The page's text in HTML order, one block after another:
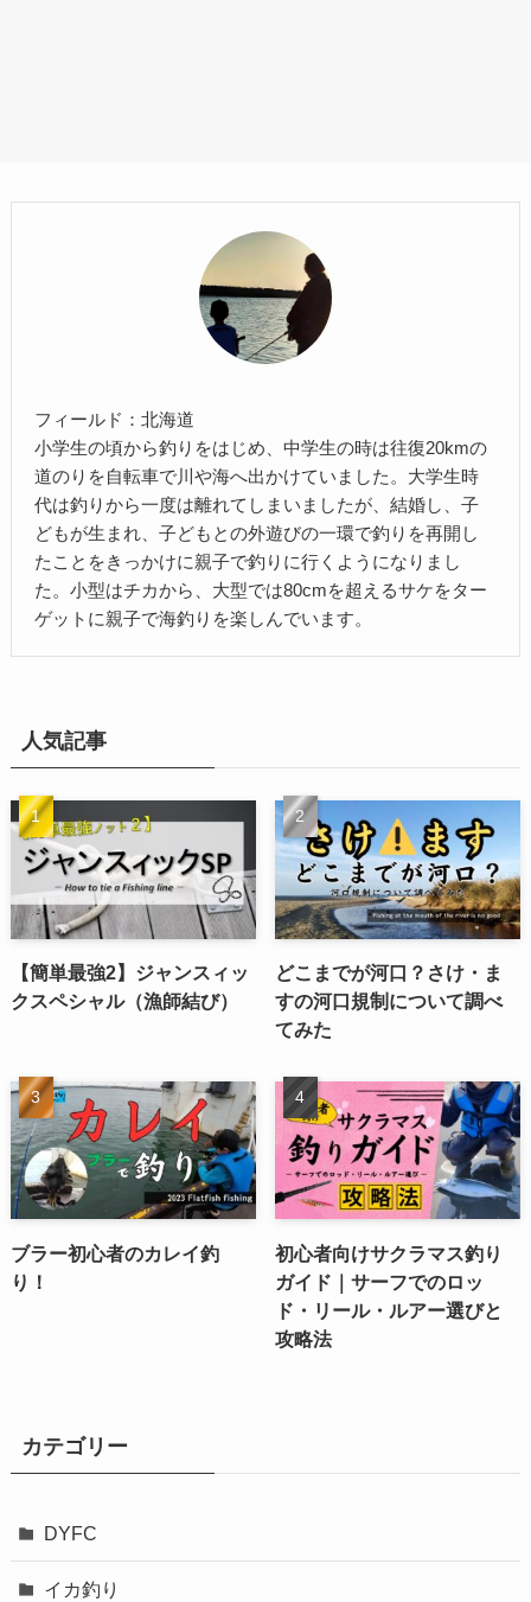
フィールド：北海道
小学生の頃から釣りをはじめ、中学生の時は往復20kmの
道のりを自転車で川や海へ出かけていました。大学生時
代は釣りから一度は離れてしまいましたが、結婚し、子
どもが生まれ、子どもとの外遊びの一環で釣りを再開し
たことをきっかけに親子で釣りに行くようになりまし
た。小型はチカから、大型では80cmを超えるサケをター
ゲットに親子で海釣りを楽しんでいます。
人気記事
【簡単最強2】ジャンスィッ
クスペシャル（漁師結び）
どこまでが河口？さけ・ま
すの河口規制について調べ
てみた
ブラー初心者のカレイ釣
り！
初心者向けサクラマス釣り
ガイド｜サーフでのロッ
ド・リール・ルアー選びと
攻略法
カテゴリー
DYFC
イカ釣り